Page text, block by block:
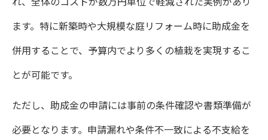
ます。特に新築時や大規模な庭リフォーム時に助成金を
併用することで、予算内でより多くの植栽を実現するこ
とが可能です。
ただし、助成金の申請には事前の条件確認や書類準備が
必要となります。申請漏れや条件不一致による不支給を